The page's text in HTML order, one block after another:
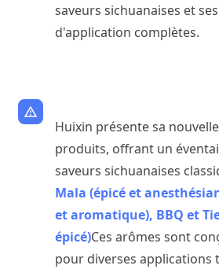
saveurs sichuanaises et
d'application complètes.
Huixin présente sa
produits, offrant un
saveurs sichuanaises
Mala (épicé et
et aromatique), BBQ et
épicé)Ces arômes sont
pour diverses applications